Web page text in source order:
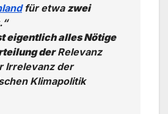
für etwa zwei
eigentlich alles Nötige
derRelevanz
Irrelevanz der
Klimapolitik